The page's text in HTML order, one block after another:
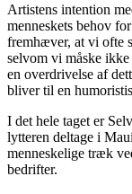
Artistens intention
menneskets behov
fremhæver, at vi ofte
selvom vi måske
en overdrivelse af
bliver til en
I det hele taget er
lytteren deltage i
menneskelige træk
bedrifter.